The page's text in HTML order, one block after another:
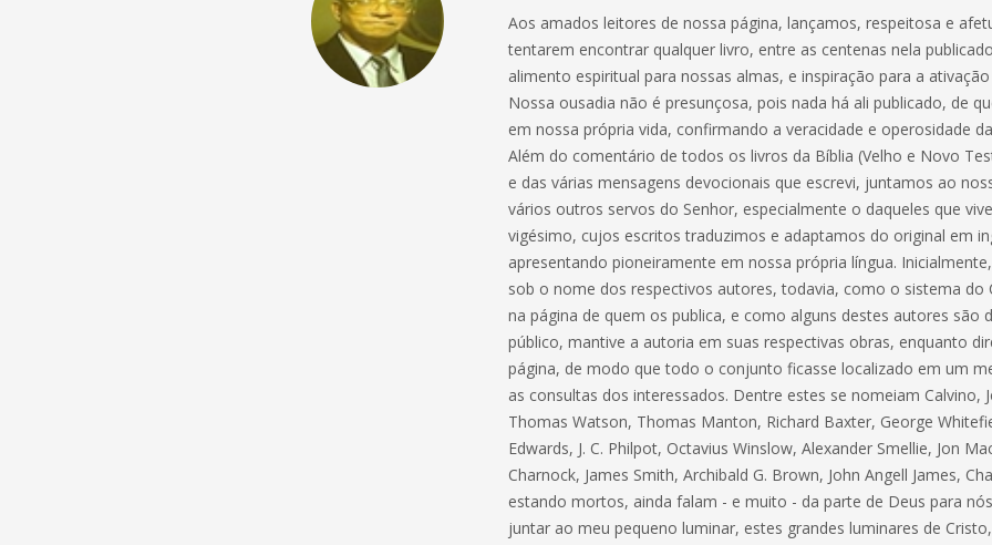
Aos amados leitores de nossa página, lançamos, respeitosa e
tentarem encontrar qualquer livro, entre as centenas nela
alimento espiritual para nossas almas, e inspiração para a
Nossa ousadia não é presunçosa, pois nada há ali publicado, de
em nossa própria vida, confirmando a veracidade e operosidade
Além do comentário de todos os livros da Bíblia (Velho e Novo
e das várias mensagens devocionais que escrevi, juntamos ao
vários outros servos do Senhor, especialmente o daqueles que
vigésimo, cujos escritos traduzimos e adaptamos do original em
apresentando pioneiramente em nossa própria língua.
sob o nome dos respectivos autores, todavia, como o sistema do
na página de quem os publica, e como alguns destes autores são
público, mantive a autoria em suas respectivas obras, enquanto
página, de modo que todo o conjunto ficasse localizado em um
as consultas dos interessados. Dentre estes se nomeiam Calvino,
Thomas Watson, Thomas Manton, Richard Baxter, George
Edwards, J. C. Philpot, Octavius Winslow, Alexander Smellie, Jon
Charnock, James Smith, Archibald G. Brown, John Angell James,
estando mortos, ainda falam - e muito - da parte de Deus para
juntar ao meu pequeno luminar, estes grandes luminares de